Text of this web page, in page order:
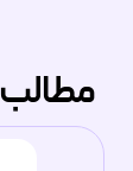
مطالب